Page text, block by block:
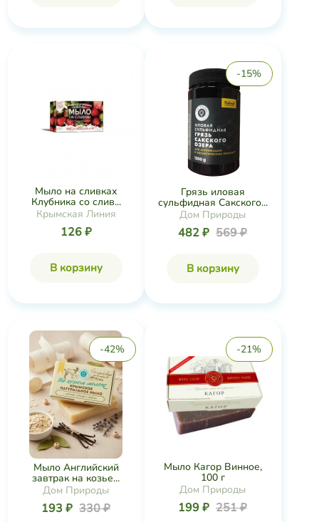
Мыло на сливках
Клубника со слив...
Крымская Линия
126 ₽
В корзину
-15%
Грязь иловая
сульфидная Сакского...
Дом Природы
482 ₽ 569 ₽
В корзину
-42%
Мыло Английский
завтрак на козье...
Дом Природы
193 ₽ 330 ₽
-21%
Мыло Кагор Винное,
100 г
Дом Природы
199 ₽ 251 ₽